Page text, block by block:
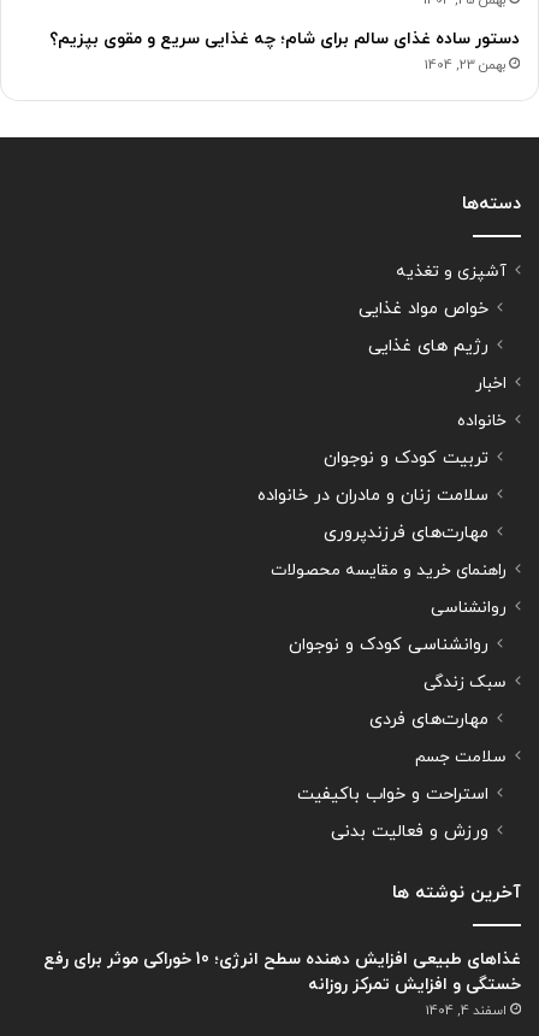
دستور ساده غذای سالم برای شام؛ چه غذایی سریع و مقوی بپزیم؟
بهمن 23, 1404
دسته‌ها
آشپزی و تغذیه
خواص مواد غذایی
رژیم های غذایی
اخبار
خانواده
تربیت کودک و نوجوان
سلامت زنان و مادران در خانواده
مهارت‌های فرزندپروری
راهنمای خرید و مقایسه محصولات
روانشناسی
روانشناسی کودک و نوجوان
سبک زندگی
مهارت‌های فردی
سلامت جسم
استراحت و خواب باکیفیت
ورزش و فعالیت بدنی
آخرین نوشته ها
غذاهای طبیعی افزایش دهنده سطح انرژی؛ 10 خوراکی موثر برای رفع
خستگی و افزایش تمرکز روزانه
اسفند 4, 1404